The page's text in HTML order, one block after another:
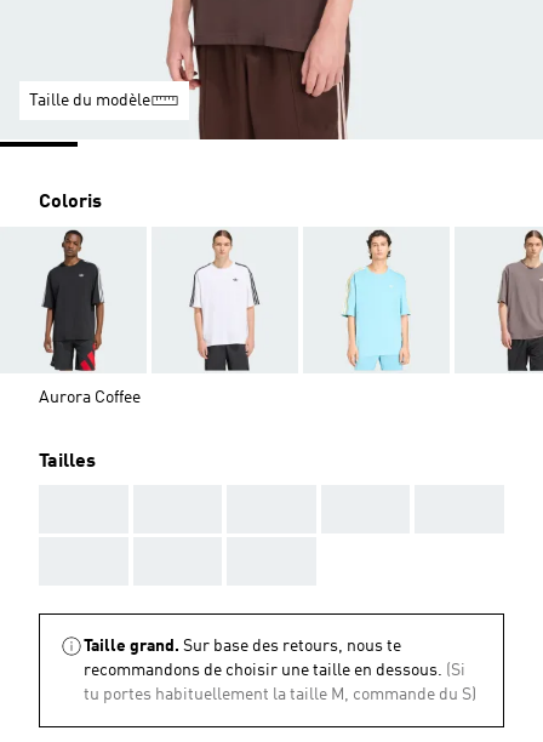
Taille du modèle
Coloris
Aurora Coffee
Tailles
Taille grand. Sur base des retours, nous te
recommandons de choisir une taille en dessous. (Si
tu portes habituellement la taille M, commande du S)